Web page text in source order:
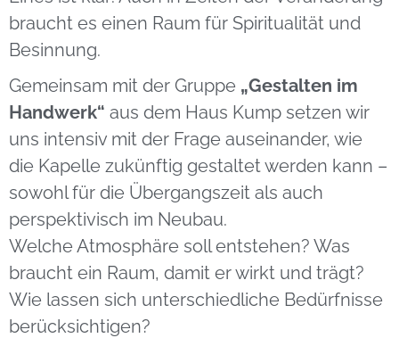
braucht es einen Raum für Spiritualität und
Besinnung.
Gemeinsam mit der Gruppe „Gestalten im
Handwerk“ aus dem Haus Kump setzen wir
uns intensiv mit der Frage auseinander, wie
die Kapelle zukünftig gestaltet werden kann –
sowohl für die Übergangszeit als auch
perspektivisch im Neubau.
Welche Atmosphäre soll entstehen? Was
braucht ein Raum, damit er wirkt und trägt?
Wie lassen sich unterschiedliche Bedürfnisse
berücksichtigen?